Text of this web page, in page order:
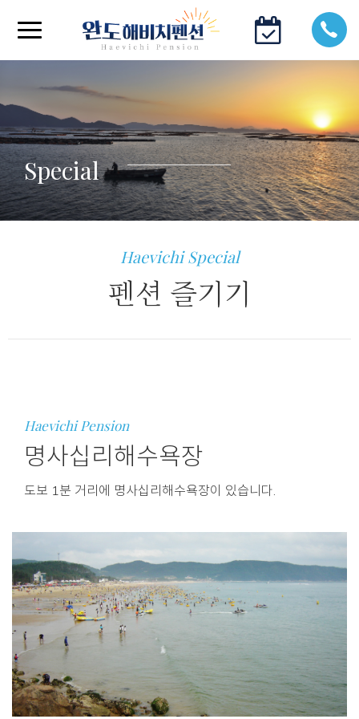
Special
Haevichi Special
펜션 즐기기
Haevichi Pension
명사십리해수욕장
도보 1분 거리에 명사십리해수욕장이 있습니다.